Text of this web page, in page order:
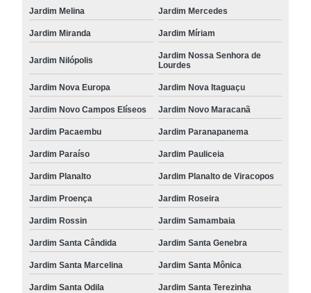
Jardim Melina Jardim Mercedes
Jardim Miranda Jardim Míriam
Jardim Nilópolis
Jardim Nossa Senhora de
Lourdes
Jardim Nova Europa Jardim Nova Itaguaçu
Jardim Novo Campos Elíseos Jardim Novo Maracanã
Jardim Pacaembu Jardim Paranapanema
Jardim Paraíso Jardim Pauliceia
Jardim Planalto Jardim Planalto de Viracopos
Jardim Proença Jardim Roseira
Jardim Rossin Jardim Samambaia
Jardim Santa Cândida Jardim Santa Genebra
Jardim Santa Marcelina Jardim Santa Mônica
Jardim Santa Odila Jardim Santa Terezinha